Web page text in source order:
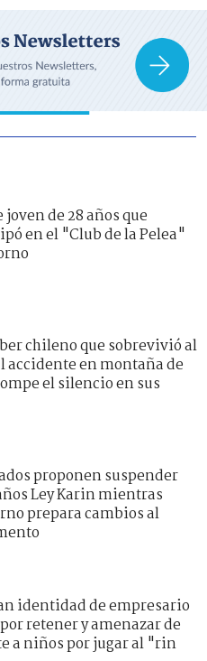
joven de 28 años que
en el "Club de la Pelea"
chileno que sobrevivió al
accidente en montaña de
el silencio en sus
proponen suspender
Ley Karin mientras
prepara cambios al
identidad de empresario
retener y amenazar de
a niños por jugar al "rin